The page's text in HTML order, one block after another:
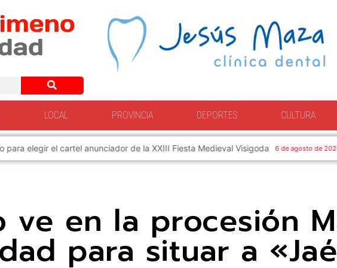
LOCAL PROVINCIA DEPORTES CULTURA
una nueva etapa de coordinación en Jaén con el impulso a los proyectos
ve en la procesión
para situar a